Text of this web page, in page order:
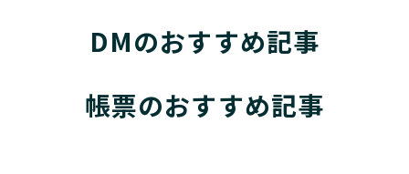
DMのおすすめ記事
帳票のおすすめ記事